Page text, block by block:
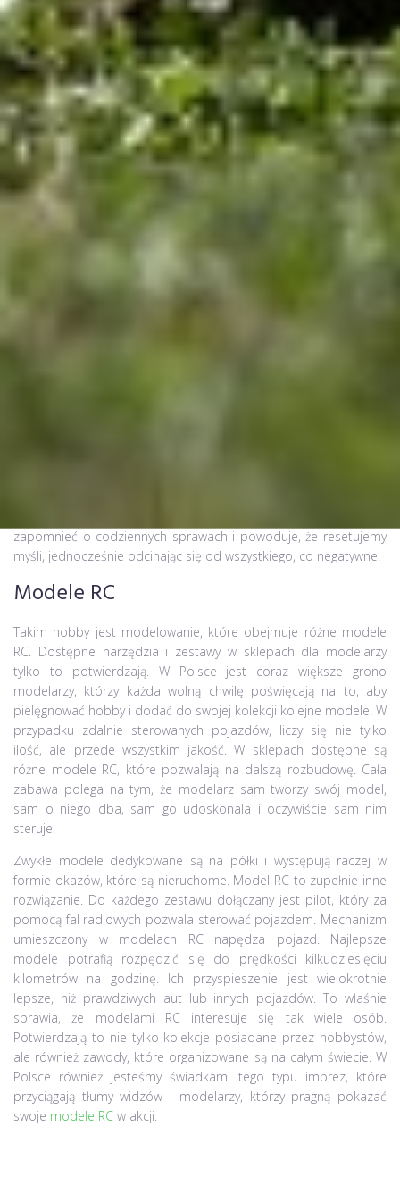
zapomnieć o codziennych sprawach i powoduje, że resetujemy
myśli, jednocześnie odcinając się od wszystkiego, co negatywne.
Modele RC
Takim hobby jest modelowanie, które obejmuje różne modele
RC. Dostępne narzędzia i zestawy w sklepach dla modelarzy
tylko to potwierdzają. W Polsce jest coraz większe grono
modelarzy, którzy każda wolną chwilę poświęcają na to, aby
pielęgnować hobby i dodać do swojej kolekcji kolejne modele. W
przypadku zdalnie sterowanych pojazdów, liczy się nie tylko
ilość, ale przede wszystkim jakość. W sklepach dostępne są
różne modele RC, które pozwalają na dalszą rozbudowę. Cała
zabawa polega na tym, że modelarz sam tworzy swój model,
sam o niego dba, sam go udoskonala i oczywiście sam nim
steruje.
Zwykłe modele dedykowane są na półki i występują raczej w
formie okazów, które są nieruchome. Model RC to zupełnie inne
rozwiązanie. Do każdego zestawu dołączany jest pilot, który za
pomocą fal radiowych pozwala sterować pojazdem. Mechanizm
umieszczony w modelach RC napędza pojazd. Najlepsze
modele potrafią rozpędzić się do prędkości kilkudziesięciu
kilometrów na godzinę. Ich przyspieszenie jest wielokrotnie
lepsze, niż prawdziwych aut lub innych pojazdów. To właśnie
sprawia, że modelami RC interesuje się tak wiele osób.
Potwierdzają to nie tylko kolekcje posiadane przez hobbystów,
ale również zawody, które organizowane są na całym świecie. W
Polsce również jesteśmy świadkami tego typu imprez, które
przyciągają tłumy widzów i modelarzy, którzy pragną pokazać
swoje modele RC w akcji.